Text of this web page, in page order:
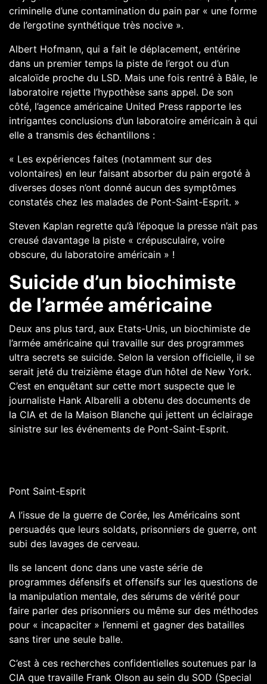
criminelle d’une contamination du pain par « une forme
de l’ergotine synthétique très nocive ».
Albert Hofmann, qui a fait le déplacement, entérine
dans un premier temps la piste de l’ergot ou d’un
alcaloïde proche du LSD. Mais une fois rentré à Bâle, le
laboratoire rejette l’hypothèse sans appel. De son
côté, l’agence américaine United Press rapporte les
intrigantes conclusions d’un laboratoire américain à qui
elle a transmis des échantillons :
« Les expériences faites (notamment sur des
volontaires) en leur faisant absorber du pain ergoté à
diverses doses n’ont donné aucun des symptômes
constatés chez les malades de Pont-Saint-Esprit. »
Steven Kaplan regrette qu’à l’époque la presse n’ait pas
creusé davantage la piste « crépusculaire, voire
obscure, du laboratoire américain » !
Suicide d’un biochimiste
de l’armée américaine
Deux ans plus tard, aux Etats-Unis, un biochimiste de
l’armée américaine qui travaille sur des programmes
ultra secrets se suicide. Selon la version officielle, il se
serait jeté du treizième étage d’un hôtel de New York.
C’est en enquêtant sur cette mort suspecte que le
journaliste Hank Albarelli a obtenu des documents de
la CIA et de la Maison Blanche qui jettent un éclairage
sinistre sur les événements de Pont-Saint-Esprit.
Pont Saint-Esprit
A l’issue de la guerre de Corée, les Américains sont
persuadés que leurs soldats, prisonniers de guerre, ont
subi des lavages de cerveau.
Ils se lancent donc dans une vaste série de
programmes défensifs et offensifs sur les questions de
la manipulation mentale, des sérums de vérité pour
faire parler des prisonniers ou même sur des méthodes
pour « incapaciter » l’ennemi et gagner des batailles
sans tirer une seule balle.
C’est à ces recherches confidentielles soutenues par la
CIA que travaille Frank Olson au sein du SOD (Special